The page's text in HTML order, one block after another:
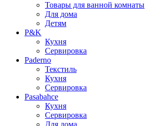
Товары для ванной комнаты
Для дома
Детям
P&K
Кухня
Сервировка
Paderno
Текстиль
Кухня
Сервировка
Pasabahce
Кухня
Сервировка